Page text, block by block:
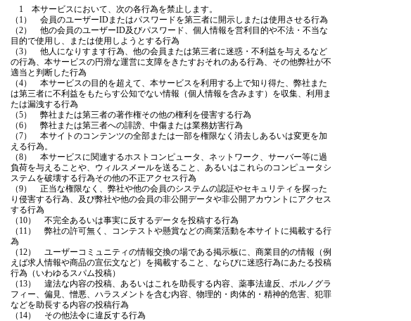
1 本サービスにおいて、次の各行為を禁止します。
（1） 会員のユーザーIDまたはパスワードを第三者に開示しまたは使用させる行為
（2） 他の会員のユーザーID及びパスワード、個人情報を営利目的や不法・不当な
目的で使用し、または使用しようとする行為
（3） 他人になりすます行為、他の会員または第三者に迷惑・不利益を与えるなど
の行為、本サービスの円滑な運営に支障をきたすおそれのある行為、その他弊社が不
適当と判断した行為
（4） 本サービスの目的を超えて、本サービスを利用する上で知り得た、弊社また
は第三者に不利益をもたらす公知でない情報（個人情報を含みます）を収集、利用ま
たは漏洩する行為
（5） 弊社または第三者の著作権その他の権利を侵害する行為
（6） 弊社または第三者への誹謗、中傷または業務妨害行為
（7） 本サイトのコンテンツの全部または一部を権限なく消去しあるいは変更を加
える行為。
（8） 本サービスに関連するホストコンピュータ、ネットワーク、サーバー等に過
負荷を与えることや、ウィルスメールを送ること、あるいはこれらのコンピュータシ
ステムを破壊する行為その他の不正アクセス行為
（9） 正当な権限なく、弊社や他の会員のシステムの認証やセキュリティを探った
り侵害する行為、及び弊社や他の会員の非公開データや非公開アカウントにアクセス
する行為
（10） 不完全あるいは事実に反するデータを投稿する行為
（11） 弊社の許可無く、コンテストや懸賞などの商業活動を本サイトに掲載する行
為
（12） ユーザーコミュニティの情報交換の場である掲示板に、商業目的の情報（例
えば求人情報や商品の宣伝文など）を掲載すること、ならびに迷惑行為にあたる投稿
行為（いわゆるスパム投稿）
（13） 違法な内容の投稿、あるいはこれを助長する内容、薬事法違反、ポルノグラ
フィー、偏見、憎悪、ハラスメントを含む内容、物理的・肉体的・精神的危害、犯罪
などを助長する内容の投稿行為
（14） その他法令に違反する行為